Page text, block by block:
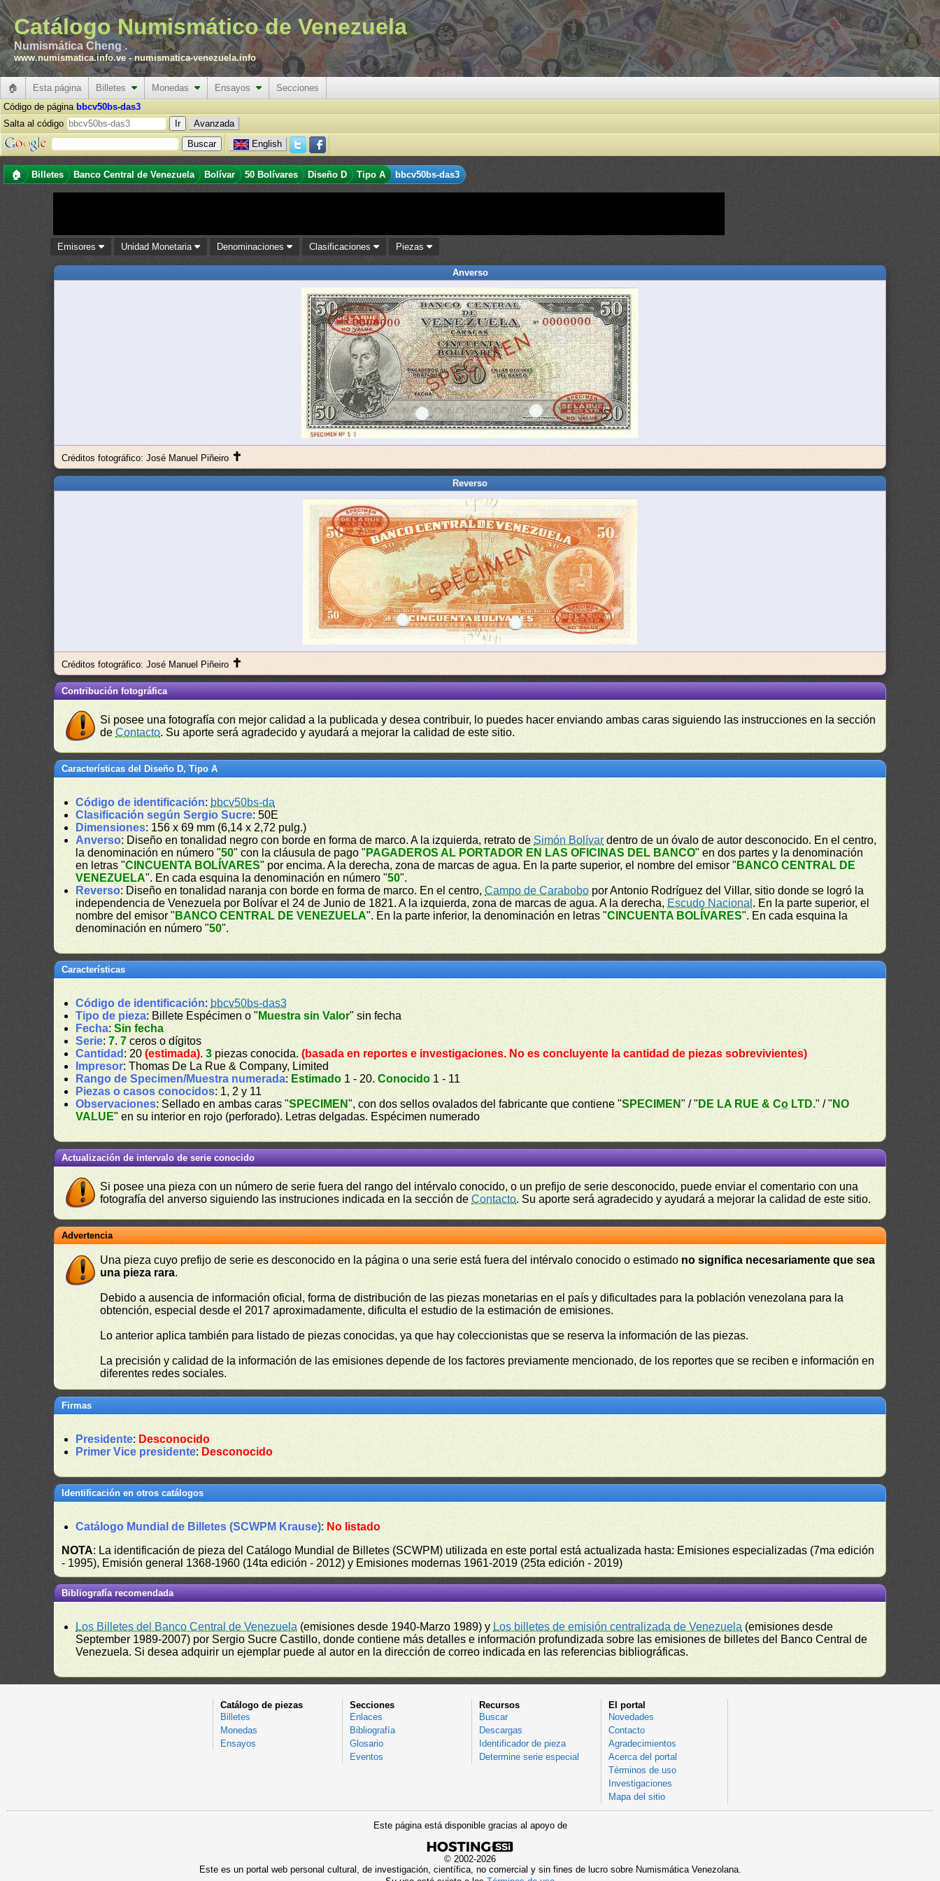
Catálogo Numismático de Venezuela
Numismática Cheng .
www.numismatica.info.ve -numismatica-venezuela.info
🏠 Esta página Billetes Monedas Ensayos
Secciones
Código de página bbcv50bs-das3
Salta al código
Avanzada
English
🏠 Billetes Banco Central de Venezuela Bolívar 50 Bolívares Diseño D Tipo A bbcv50bs-das3
Emisores Unidad Monetaria Denominaciones Clasificaciones Piezas
Anverso
Créditos fotográfico: José Manuel Piñeiro ✝
Reverso
Créditos fotográfico: José Manuel Piñeiro ✝
Contribución fotográfica
Si posee una fotografía con mejor calidad a la publicada y desea contribuir, lo puedes hacer enviando ambas caras siguiendo las instrucciones en la sección
deContacto. Su aporte será agradecido y ayudará a mejorar la calidad de este sitio.
Características del Diseño D, Tipo A
Código de identificación: bbcv50bs-da
Clasificación según Sergio Sucre: 50E
Dimensiones: 156 x 69 mm (6,14 x 2,72 pulg.)
Anverso: Diseño en tonalidad negro con borde en forma de marco. A la izquierda, retrato de Simón Bolívar dentro de un óvalo de autor desconocido. En el centro,
la denominación en número "50" con la cláusula de pago " PAGADEROS AL PORTADOR EN LAS OFICINAS DEL BANCO" en dos partes y la denominación
en letras "CINCUENTA BOLÍVARES" por encima. A la derecha, zona de marcas de agua. En la parte superior, el nombre del emisor " BANCO CENTRAL DE
VENEZUELA". En cada esquina la denominación en número "50".
Reverso: Diseño en tonalidad naranja con borde en forma de marco. En el centro,Campo de Carabobo por Antonio Rodríguez del Villar, sitio donde se logró la
independencia de Venezuela por Bolívar el 24 de Junio de 1821. A la izquierda, zona de marcas de agua. A la derecha, Escudo Nacional . En la parte superior, el
nombre del emisor " BANCO CENTRAL DE VENEZUELA". En la parte inferior, la denominación en letras "CINCUENTA BOLÍVARES". En cada esquina la
denominación en número "50".
Características
Código de identificación: bbcv50bs-das3
Tipo de pieza: Billete Espécimen o " Muestra sin Valor" sin fecha
Fecha:Sin fecha
Serie:7.7 ceros o dígitos
Cantidad : 20(estimada).3 piezas conocida.(basada en reportes e investigaciones. No es concluyente la cantidad de piezas sobrevivientes)
Impresor: Thomas De La Rue & Company, Limited
Rango de Specimen/Muestra numerada: Estimado 1 - 20.Conocido 1 - 11
Piezas o casos conocidos: 1, 2 y 11
Observaciones: Sellado en ambas caras "SPECIMEN", con dos sellos ovalados del fabricante que contiene "SPECIMEN" / " DE LA RUE & Co̲ LTD." / " NO
VALUE" en su interior en rojo (perforado). Letras delgadas. Espécimen numerado
Actualización de intervalo de serie conocido
Si posee una pieza con un número de serie fuera del rango del intérvalo conocido, o un prefijo de serie desconocido, puede enviar el comentario con una
fotografía del anverso siguiendo las instruciones indicada en la sección deContacto. Su aporte será agradecido y ayudará a mejorar la calidad de este sitio.
Advertencia
Una pieza cuyo prefijo de serie es desconocido en la página o una serie está fuera del intérvalo conocido o estimado no significa necesariamente que sea
una pieza rara.
Debido a ausencia de información oficial, forma de distribución de las piezas monetarias en el país y dificultades para la población venezolana para la
obtención, especial desde el 2017 aproximadamente, dificulta el estudio de la estimación de emisiones.
Lo anterior aplica también para listado de piezas conocidas, ya que hay coleccionistas que se reserva la información de las piezas.
La precisión y calidad de la información de las emisiones depende de los factores previamente mencionado, de los reportes que se reciben e información en
diferentes redes sociales.
Firmas
Presidente: Desconocido
Primer Vice presidente: Desconocido
Identificación en otros catálogos
Catálogo Mundial de Billetes (SCWPM Krause): No listado
NOTA: La identificación de pieza del Catálogo Mundial de Billetes (SCWPM) utilizada en este portal está actualizada hasta: Emisiones especializadas (7ma edición
- 1995), Emisión general 1368-1960 (14ta edición - 2012) y Emisiones modernas 1961-2019 (25ta edición - 2019)
Bibliografía recomendada
Los Billetes del Banco Central de Venezuela (emisiones desde 1940-Marzo 1989) y Los billetes de emisión centralizada de Venezuela (emisiones desde
September 1989-2007) por Sergio Sucre Castillo, donde contiene más detalles e información profundizada sobre las emisiones de billetes del Banco Central de
Venezuela. Si desea adquirir un ejemplar puede al autor en la dirección de correo indicada en las referencias bibliográficas.
Catálogo de piezas
Billetes
Monedas
Ensayos
Secciones
Enlaces
Bibliografía
Glosario
Eventos
Recursos
Buscar
Descargas
Identificador de pieza
Determine serie especial
El portal
Novedades
Contacto
Agradecimientos
Acerca del portal
Términos de uso
Investigaciones
Mapa del sitio
Este página está disponible gracias al apoyo de
© 2002-2026
Este es un portal web personal cultural, de investigación, científica, no comercial y sin fines de lucro sobre Numismática Venezolana.